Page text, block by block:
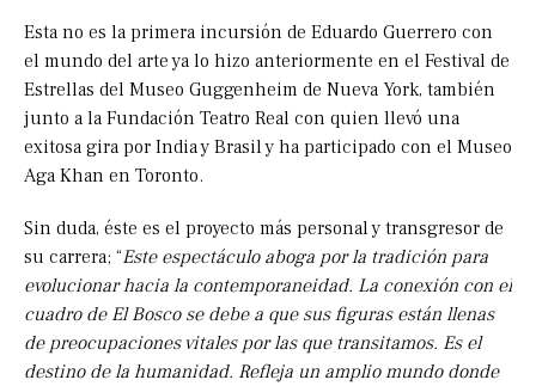
Esta no es la primera incursión de Eduardo Guerrero con
el mundo del arte ya lo hizo anteriormente en el Festival de
Estrellas del Museo Guggenheim de Nueva York, también
junto a la Fundación Teatro Real con quien llevó una
exitosa gira por India y Brasil y ha participado con el Museo
Aga Khan en Toronto.
Sin duda, éste es el proyecto más personal y transgresor de
su carrera; “Este espectáculo aboga por la tradición para
evolucionar hacia la contemporaneidad. La conexión con el
cuadro de El Bosco se debe a que sus figuras están llenas
de preocupaciones vitales por las que transitamos. Es el
destino de la humanidad. Refleja un amplio mundo donde